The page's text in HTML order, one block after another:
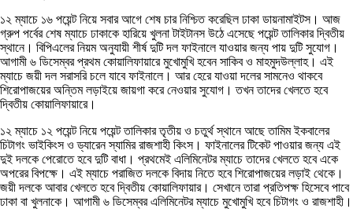
১২ ম্যাচে ১৬ পয়েন্ট নিয়ে সবার আগে শেষ চার নিশ্চিত করেছিল ঢাকা ডায়নামাইটস। আজ
গ্রুপ পর্বের শেষ ম্যাচে ঢাকাকে হারিয়ে খুলনা টাইটানস উঠে এসেছে পয়েন্ট তালিকার দ্বিতীয়
স্থানে। বিপিএলের নিয়ম অনুযায়ী শীর্ষ দুটি দল ফাইনালে যাওয়ার জন্য পায় দুটি সুযোগ।
আগামী ৬ ডিসেম্বর প্রথম কোয়ালিফায়ারে মুখোমুখি হবেন সাকিব ও মাহমুদউল্লাহ। এই
ম্যাচে জয়ী দল সরাসরি চলে যাবে ফাইনালে। আর হেরে যাওয়া দলের সামনেও থাকবে
শিরোপাজয়ের অন্তিম লড়াইয়ে জায়গা করে নেওয়ার সুযোগ। তখন তাদের খেলতে হবে
দ্বিতীয় কোয়ালিফায়ারে।
১২ ম্যাচে ১২ পয়েন্ট নিয়ে পয়েন্ট তালিকার তৃতীয় ও চতুর্থ স্থানে আছে তামিম ইকবালের
চিটাগং ভাইকিংস ও ড্যারেন স্যামির রাজশাহী কিংস। ফাইনালের টিকেট পাওয়ার জন্য এই
দুই দলকে পেরোতে হবে দুটি বাধা। প্রথমেই এলিমিনেটর ম্যাচে তাদের খেলতে হবে একে
অপরের বিপক্ষে। এই ম্যাচে পরাজিত দলকে বিদায় নিতে হবে শিরোপাজয়ের লড়াই থেকে।
জয়ী দলকে আবার খেলতে হবে দ্বিতীয় কোয়ালিফায়ার। সেখানে তারা প্রতিপক্ষ হিসেবে পাবে
ঢাকা বা খুলনাকে। আগামী ৬ ডিসেম্বর এলিমিনেটর ম্যাচে মুখোমুখি হবে চিটাগং ও রাজশাহী।